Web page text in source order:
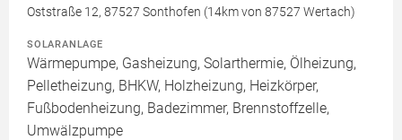
Oststraße 12, 87527 Sonthofen (14km von 87527 Wertach)
SOLARANLAGE
Wärmepumpe, Gasheizung, Solarthermie, Ölheizung,
Pelletheizung, BHKW, Holzheizung, Heizkörper,
Fußbodenheizung, Badezimmer, Brennstoffzelle,
Umwälzpumpe